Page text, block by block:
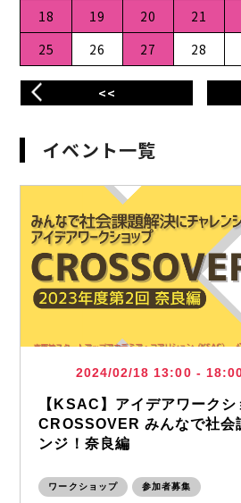
<<
18
19 20 21
25
26 27 28
イベント一覧
2024/02/18 13:00 - 18:00
【KSAC】アイデアワークシ
CROSSOVER みんなで社会
ンジ！奈良編
ワークショップ 参加者募集